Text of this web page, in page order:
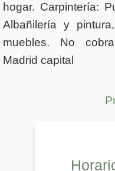
hogar. Carpintería:
Albañilería y
muebles. No
Madrid capital